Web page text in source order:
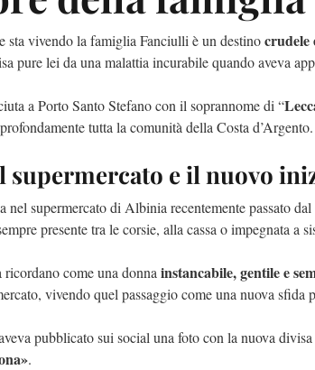
sta vivendo la famiglia Fanciulli è un destinocrudele
pure lei da una malattia incurabile quando aveva
a Porto Santo Stefano con il soprannome di “
tutta la comunità della Costa d’Argento.
supermercato e il nuovo
nel supermercato di Albinia recentemente passato
presente tra le corsie, alla cassa o impegnata a
come una donna instancabile, gentile e
vivendo quel passaggio come una nuova sfida
pubblicato sui social una foto con la nuova
.